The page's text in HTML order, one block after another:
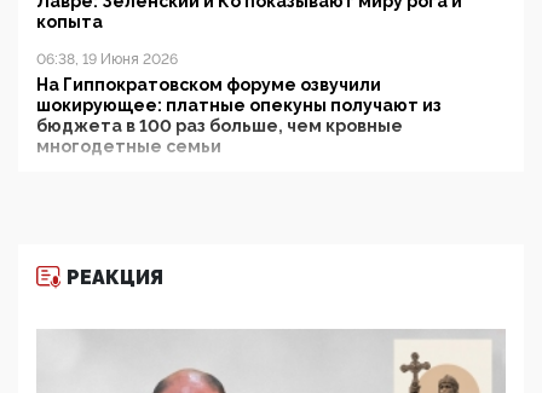
копыта
06:38, 19 Июня 2026
На Гиппократовском форуме озвучили
шокирующее: платные опекуны получают из
бюджета в 100 раз больше, чем кровные
многодетные семьи
11:53, 09 Июня 2026
деятельность ИИТО ЮНЕСКО в России, но
цифроглобалисты продолжают определять
повестку в образовании
РЕАКЦИЯ